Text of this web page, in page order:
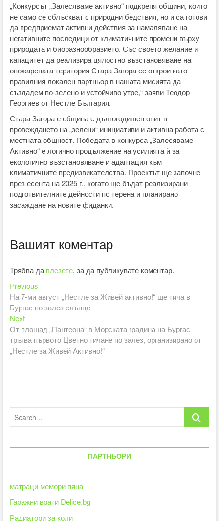
„Конкурсът „Залесяваме активно“ подкрепя общини, които
не само се сблъскват с природни бедствия, но и са готови
да предприемат активни действия за намаляване на
негативните последици от климатичните промени върху
природата и биоразнообразието. Със своето желание и
капацитет да реализира цялостно възстановяване на
опожарената територия Стара Загора се открои като
правилния локален партньор в нашата мисията да
създадем по-зелено и устойчиво утре,“ заяви Теодор
Георгиев от Нестле България.
Стара Загора е община с дългогодишен опит в
провеждането на „зелени“ инициативи и активна работа с
местната общност. Победата в конкурса „Залесяваме
Активно“ е логично продължение на усилията ѝ за
екологично възстановяване и адаптация към
климатичните предизвикателства. Проектът ще започне
през есента на 2025 г., когато ще бъдат реализирани
подготвителните дейности по терена и планирано
засаждане на новите фиданки.
Вашият коментар
Трябва да влезете, за да публикувате коментар.
Навигация
PreviousPrevious
post:
На 7-ми август „Нестле за Живей активно!“ ще тича в
Бургас по залез слънце
NextNext
post:
От площад „Пантеона“ в Морската градина на Бургас
тръгва първото Цветно тичане по залез, организирано от
„Нестле за Живей Активно!“
Search
ПАРТНЬОРИ
матраци мемори пяна
Гаражни врати Delice.bg
Радиатори за коли